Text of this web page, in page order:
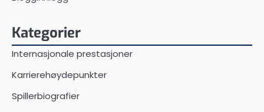
Kategorier
Internasjonale prestasjoner
Karrierehøydepunkter
Spillerbiografier